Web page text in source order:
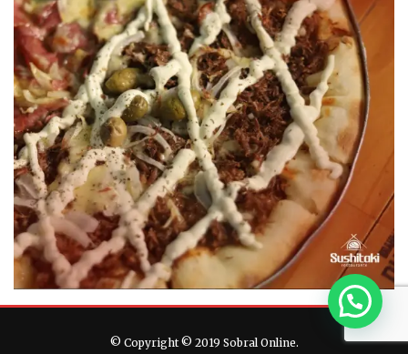
© Copyright © 2019 Sobral Online.